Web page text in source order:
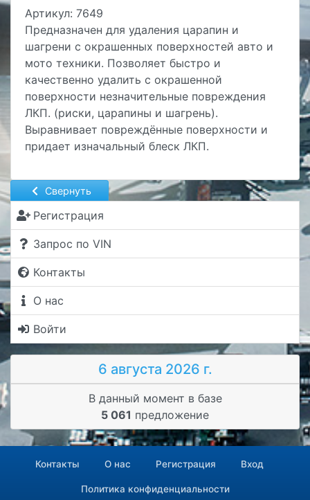
Свернуть
Регистрация
Запрос по VIN
Контакты
О нас
Войти
6 августа 2026 г.
В данный момент в базе
5 061 предложение
Артикул: 7649
Предназначен для удаления царапин и
шагрени с окрашенных поверхностей авто и
мото техники. Позволяет быстро и
качественно удалить с окрашенной
поверхности незначительные повреждения
ЛКП. (риски, царапины и шагрень).
Выравнивает повреждённые поверхности и
придает изначальный блеск ЛКП.
Контакты О нас Регистрация Вход
Политика конфиденциальности